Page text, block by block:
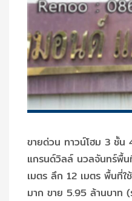
ขายด่วน ทาวน์โฮม 3 ชั้น
แกรนด์วิลล์ นวลจันทร์พื้
เมตร ลึก 12 เมตร พื้นที่
มาก ขาย 5.95 ล้านบาท